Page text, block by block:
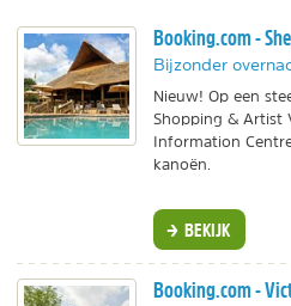
Booking.com -
Bijzonder
Nieuw! Op een
Shopping & Artist
Information
kanoën.
BEKIJK
Booking.com -